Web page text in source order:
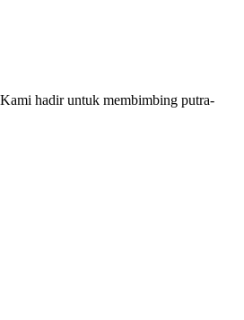
hadir untuk membimbing putra-